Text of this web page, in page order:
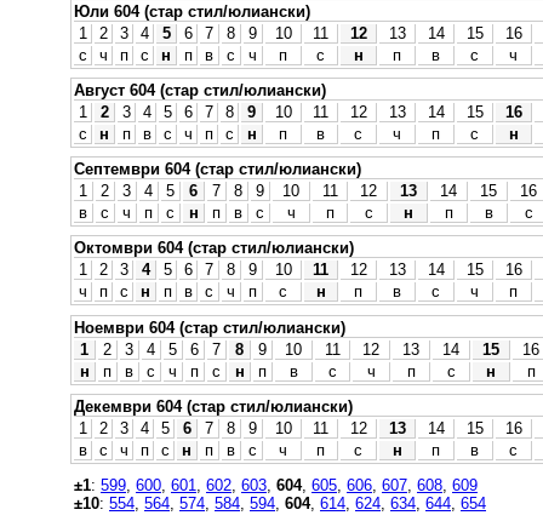
Юли 604 (стар стил/юлиански)
1
2 3 4 5 6 7 8 9 10 11 12 13 14 15
16
с
ч п с н п в с ч п с н п в с
ч
Август 604 (стар стил/юлиански)
1
2 3 4 5 6 7 8 9 10 11 12 13 14 15
16
с
н п в с ч п с н п в с ч п с
н
Септември 604 (стар стил/юлиански)
1
2 3 4 5 6 7 8 9 10 11 12 13 14 15
16
в
с ч п с н п в с ч п с н п в
с
Октомври 604 (стар стил/юлиански)
1
2 3 4 5 6 7 8 9 10 11 12 13 14 15
16
ч
п с н п в с ч п с н п в с ч
п
Ноември 604 (стар стил/юлиански)
1
2 3 4 5 6 7 8 9 10 11 12 13 14 15
16
н
п в с ч п с н п в с ч п с н
п
Декември 604 (стар стил/юлиански)
1
2 3 4 5 6 7 8 9 10 11 12 13 14 15
16
в
с ч п с н п в с ч п с н п в
с
±1: 599 600 601 602 603 604, 605 606 607 608 609
±10: 554 564 574 584 594 604, 614 624 634 644 654